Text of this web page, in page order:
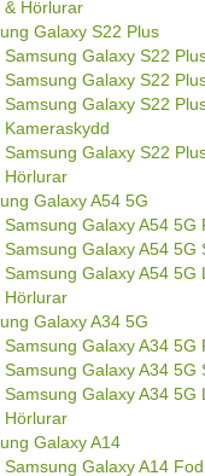
& Hörlurar
Galaxy S22 Plus
Samsung Galaxy S22
Samsung Galaxy S22
Samsung Galaxy S22
Kameraskydd
Samsung Galaxy S22
Hörlurar
Galaxy A54 5G
Samsung Galaxy A54 5G
Samsung Galaxy A54 5G
Samsung Galaxy A54 5G
Hörlurar
Galaxy A34 5G
Samsung Galaxy A34 5G
Samsung Galaxy A34 5G
Samsung Galaxy A34 5G
Hörlurar
Galaxy A14
Samsung Galaxy A14